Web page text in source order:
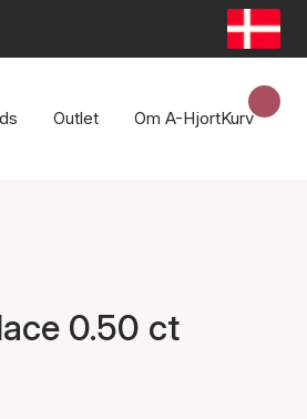
Outlet Om A-HjortKurv
0.50 ct